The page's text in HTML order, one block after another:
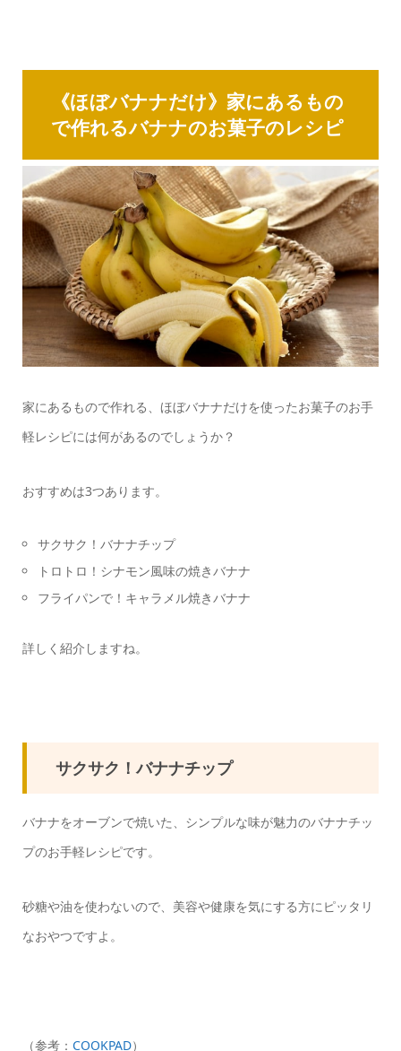
《ほぼバナナだけ》家にあるもの
で作れるバナナのお菓子のレシピ
家にあるもので作れる、ほぼバナナだけを使ったお菓子のお手
軽レシピには何があるのでしょうか？
おすすめは3つあります。
サクサク！バナナチップ
トロトロ！シナモン風味の焼きバナナ
フライパンで！キャラメル焼きバナナ
詳しく紹介しますね。
サクサク！バナナチップ
バナナをオーブンで焼いた、シンプルな味が魅力のバナナチッ
プのお手軽レシピです。
砂糖や油を使わないので、美容や健康を気にする方にピッタリ
なおやつですよ。
（参考： COOKPAD）